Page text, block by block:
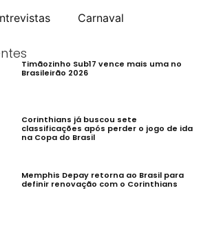
Carnaval
Timãozinho Sub17 vence mais uma no
Brasileirão 2026
Corinthians já buscou sete
classificações após perder o jogo de ida
na Copa do Brasil
Memphis Depay retorna ao Brasil para
definir renovação com o Corinthians